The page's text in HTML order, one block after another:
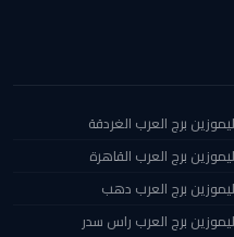
ليموزين برج العرب الغردقة
ليموزين برج العرب القاهرة
ليموزين برج العرب دهب
ليموزين برج العرب راس سدر